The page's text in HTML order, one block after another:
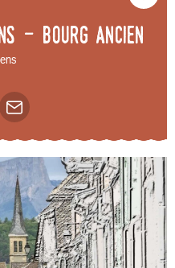
- bourg ancien